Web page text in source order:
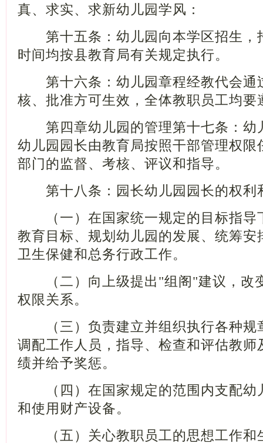
真、求实、求新幼儿园学风：
第十五条：幼儿园向本学区招生，
时间均按县教育局有关规定执行。
第十六条：幼儿园章程经教代会通
核、批准方可生效，全体教职员工均要
第四章幼儿园的管理第十七条：幼
幼儿园园长由教育局按照干部管理权限
部门的监督、考核、评议和指导。
第十八条：园长幼儿园园长的权利
（一）在国家统一规定的目标指导
教育目标、规划幼儿园的发展、统筹安
卫生保健和总务行政工作。
（二）向上级提出"组阁"建议，改
权限关系。
（三）负责建立并组织执行各种规
调配工作人员，指导、检查和评估教师
绩并给予奖惩。
（四）在国家规定的范围内支配幼
和使用财产设备。
（五）关心教职员工的思想工作和